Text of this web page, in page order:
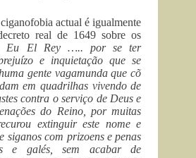
actual é igualmente
real de 1649 sobre os
Eu El Rey ….. por se ter
e inquietação que se
gente vagamunda que cõ
em quadrilhas vivendo de
contra o serviço de Deus e
do Reino, por muitas
extinguir este nome e
siganos com prizoens e penas
e galés, sem acabar de